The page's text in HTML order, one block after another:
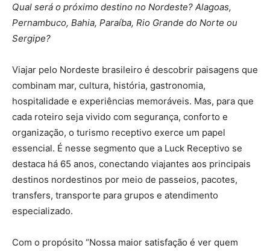
Qual será o próximo destino no Nordeste? Alagoas,
Pernambuco, Bahia, Paraíba, Rio Grande do Norte ou
Sergipe?
Viajar pelo Nordeste brasileiro é descobrir paisagens que
combinam mar, cultura, história, gastronomia,
hospitalidade e experiências memoráveis. Mas, para que
cada roteiro seja vivido com segurança, conforto e
organização, o turismo receptivo exerce um papel
essencial. É nesse segmento que a Luck Receptivo se
destaca há 65 anos, conectando viajantes aos principais
destinos nordestinos por meio de passeios, pacotes,
transfers, transporte para grupos e atendimento
especializado.
Com o propósito “Nossa maior satisfação é ver quem